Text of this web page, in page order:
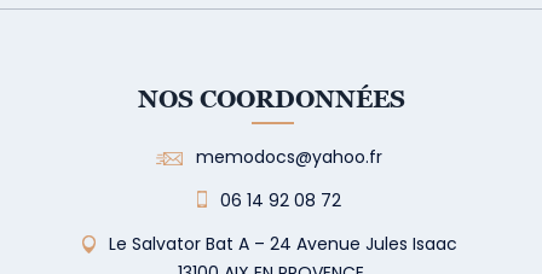
NOS COORDONNÉES
memodocs@yahoo.fr
06 14 92 08 72
Le Salvator Bat A – 24 Avenue Jules Isaac